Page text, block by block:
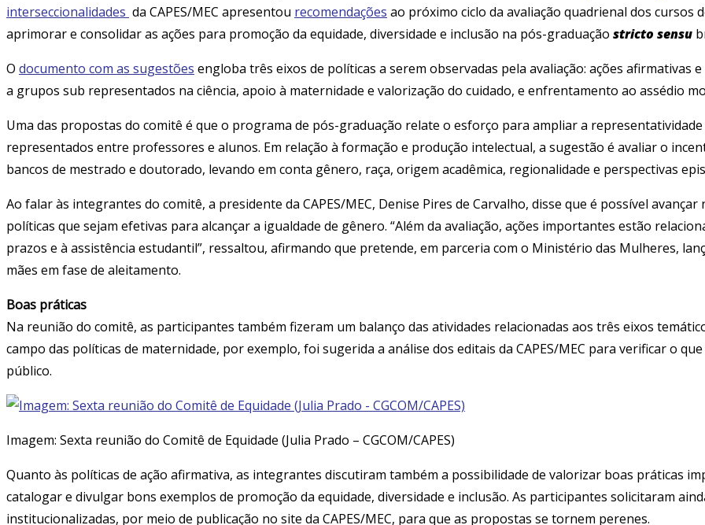
interseccionalidades da CAPES/MEC apresentou recomendações ao próximo ciclo da avaliação quadrienal dos
aprimorar e consolidar as ações para promoção da equidade, diversidade e inclusão na pós-graduação stricto sensu
O documento com as sugestões engloba três eixos de políticas a serem observadas pela avaliação: ações afirmativas
a grupos sub representados na ciência, apoio à maternidade e valorização do cuidado, e enfrentamento ao assédio
Uma das propostas do comitê é que o programa de pós-graduação relate o esforço para ampliar a
representados entre professores e alunos. Em relação à formação e produção intelectual, a sugestão é avaliar o
bancos de mestrado e doutorado, levando em conta gênero, raça, origem acadêmica, regionalidade e perspectivas
Ao falar às integrantes do comitê, a presidente da CAPES/MEC, Denise Pires de Carvalho, disse que é possível
políticas que sejam efetivas para alcançar a igualdade de gênero. “Além da avaliação, ações importantes estão
prazos e à assistência estudantil”, ressaltou, afirmando que pretende, em parceria com o Ministério das Mulheres,
mães em fase de aleitamento.
Boas práticas
Na reunião do comitê, as participantes também fizeram um balanço das atividades relacionadas aos três eixos
campo das políticas de maternidade, por exemplo, foi sugerida a análise dos editais da CAPES/MEC para verificar o
público.
Imagem: Sexta reunião do Comitê de Equidade (Julia Prado – CGCOM/CAPES)
Quanto às políticas de ação afirmativa, as integrantes discutiram também a possibilidade de valorizar boas práticas
catalogar e divulgar bons exemplos de promoção da equidade, diversidade e inclusão. As participantes solicitaram
institucionalizadas, por meio de publicação no site da CAPES/MEC, para que as propostas se tornem perenes.